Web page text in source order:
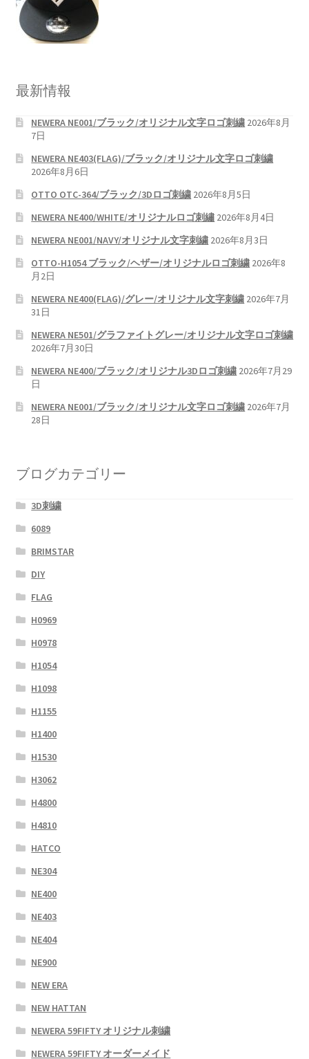
最新情報
NEWERA NE001/ブラック/オリジナル文字ロゴ刺繍 2026年8月
7日
NEWERA NE403(FLAG)/ブラック/オリジナル文字ロゴ刺繍
2026年8月6日
OTTO OTC-364/ブラック/3Dロゴ刺繍 2026年8月5日
NEWERA NE400/WHITE/オリジナルロゴ刺繡 2026年8月4日
NEWERA NE001/NAVY/オリジナル文字刺繍 2026年8月3日
OTTO-H1054 ブラック/ヘザー/オリジナルロゴ刺繍 2026年8
月2日
NEWERA NE400(FLAG)/グレー/オリジナル文字刺繍 2026年7月
31日
NEWERA NE501/グラファイトグレー/オリジナル文字ロゴ刺繍
2026年7月30日
NEWERA NE400/ブラック/オリジナル3Dロゴ刺繍 2026年7月29
日
NEWERA NE001/ブラック/オリジナル文字ロゴ刺繍 2026年7月
28日
ブログカテゴリー
3D刺繍
6089
BRIMSTAR
DIY
FLAG
H0969
H0978
H1054
H1098
H1155
H1400
H1530
H3062
H4800
H4810
HATCO
NE304
NE400
NE403
NE404
NE900
NEW ERA
NEW HATTAN
NEWERA 59FIFTY オリジナル刺繍
NEWERA 59FIFTY オーダーメイド